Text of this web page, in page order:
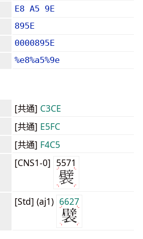
E8 A5 9E
895E
0000895E
%e8%a5%9e
[共通] C3CE
[共通] E5FC
[共通] F4C5
[CNS1-0] 5571
[Std] (aj1) 6627